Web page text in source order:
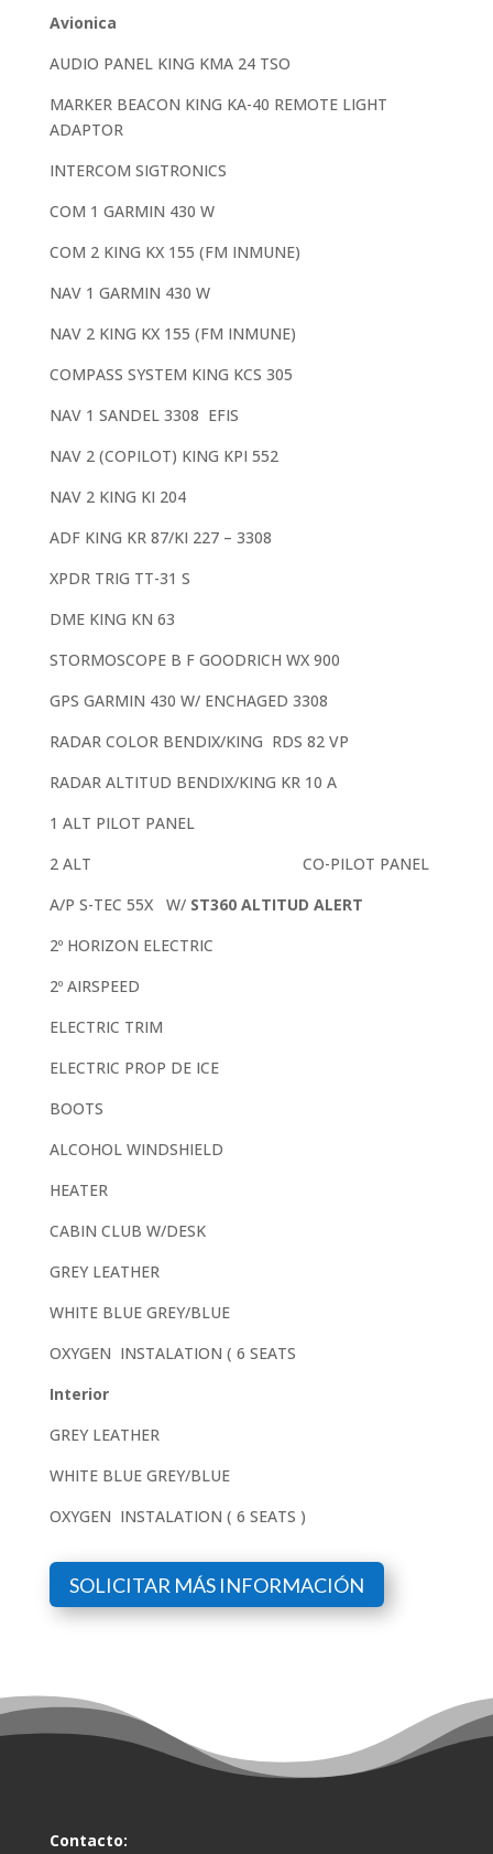
Avionica
AUDIO PANEL KING KMA 24 TSO
MARKER BEACON KING KA-40 REMOTE LIGHT
ADAPTOR
INTERCOM SIGTRONICS
COM 1 GARMIN 430 W
COM 2 KING KX 155 (FM INMUNE)
NAV 1 GARMIN 430 W
NAV 2 KING KX 155 (FM INMUNE)
COMPASS SYSTEM KING KCS 305
NAV 1 SANDEL 3308 EFIS
NAV 2 (COPILOT) KING KPI 552
NAV 2 KING KI 204
ADF KING KR 87/KI 227 – 3308
XPDR TRIG TT-31 S
DME KING KN 63
STORMOSCOPE B F GOODRICH WX 900
GPS GARMIN 430 W/ ENCHAGED 3308
RADAR COLOR BENDIX/KING RDS 82 VP
RADAR ALTITUD BENDIX/KING KR 10 A
1 ALT PILOT PANEL
2 ALT CO-PILOT PANEL
A/P S-TEC 55X W/ST360 ALTITUD ALERT
2º HORIZON ELECTRIC
2º AIRSPEED
ELECTRIC TRIM
ELECTRIC PROP DE ICE
BOOTS
ALCOHOL WINDSHIELD
HEATER
CABIN CLUB W/DESK
GREY LEATHER
WHITE BLUE GREY/BLUE
OXYGEN INSTALATION ( 6 SEATS
Interior
GREY LEATHER
WHITE BLUE GREY/BLUE
OXYGEN INSTALATION ( 6 SEATS )
SOLICITAR MÁS INFORMACIÓN
Contacto: